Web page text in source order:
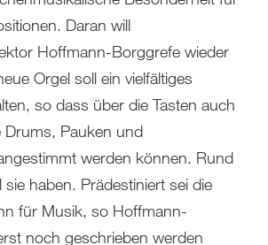
Daran will
Hoffmann-Borggrefe wieder
Orgel soll ein vielfältiges
so dass über die Tasten auch
Drums, Pauken und
werden können. Rund
haben. Prädestiniert sei die
für Musik, so Hoffmann-
noch geschrieben werden